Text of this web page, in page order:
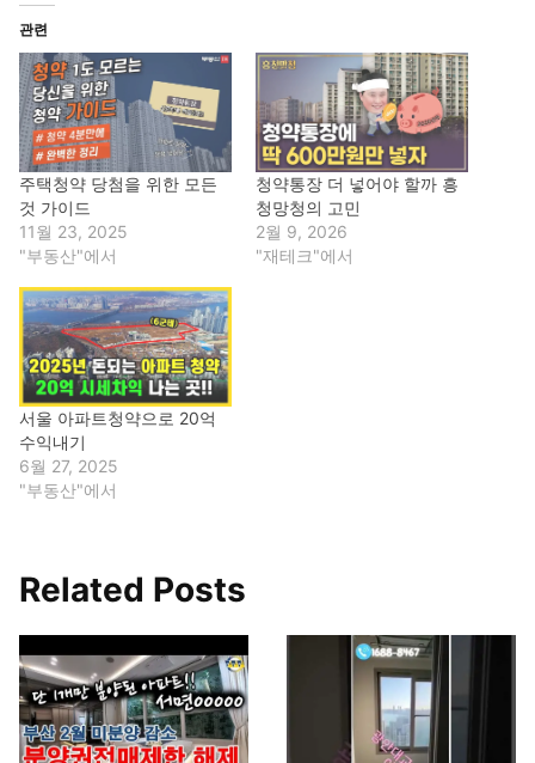
관련
주택청약 당첨을 위한 모든
것 가이드
11월 23, 2025
"부동산"에서
청약통장 더 넣어야 할까 흥
청망청의 고민
2월 9, 2026
"재테크"에서
서울 아파트청약으로 20억
수익내기
6월 27, 2025
"부동산"에서
Related Posts